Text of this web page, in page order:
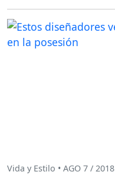
Vida y Estilo • AGO 7 / 2018